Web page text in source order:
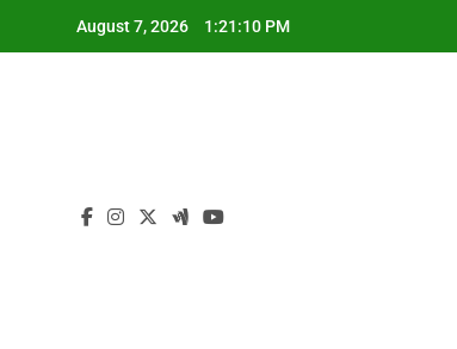
August 7, 2026 1:21:12 PM